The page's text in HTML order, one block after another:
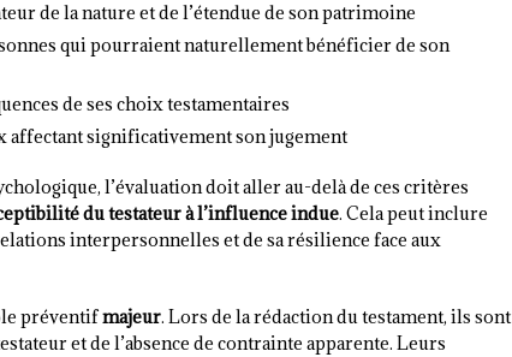
de la nature et de l’étendue de son patrimoine
qui pourraient naturellement bénéficier de son
de ses choix testamentaires
affectant significativement son jugement
l’évaluation doit aller au-delà de ces critères
du testateur à l’influence indue. Cela peut inclure
interpersonnelles et de sa résilience face aux
préventifmajeur. Lors de la rédaction du testament, ils sont
et de l’absence de contrainte apparente. Leurs